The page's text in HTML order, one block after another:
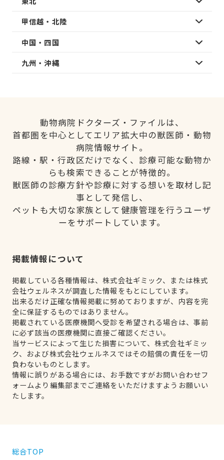
甲信越・北陸
中国・四国
九州・沖縄
動物病院ドクターズ・ファイルは、
首都圏を中心としてエリア拡大中の獣医師・動物
病院情報サイト。
路線・駅・行政区だけでなく、診療可能な動物か
らも検索できることが特徴的。
獣医師の診療方針や診療に対する想いを取材し記
事として発信し、
ペットも大切な家族として健康管理を行うユーザ
ーをサポートしています。
掲載情報について
掲載している各種情報は、株式会社ギミック、または株式
会社ウェルネスが調査した情報をもとにしています。
出来るだけ正確な情報掲載に努めておりますが、内容を完
全に保証するものではありません。
掲載されている医療機関へ受診を希望される場合は、事前
に必ず該当の医療機関に直接ご確認ください。
当サービスによって生じた損害について、株式会社ギミッ
ク、および株式会社ウェルネスではその賠償の責任を一切
負わないものとします。
情報に誤りがある場合には、お手数ですがお問い合わせフ
ォームより編集部までご連絡をいただけますようお願いい
たします。
総合TOP